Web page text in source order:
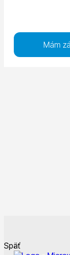
Mám
Späť